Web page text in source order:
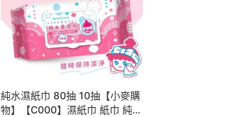
純水濕紙巾 80抽 10抽【小麥購
物】【C000】濕紙巾 紙巾 純水